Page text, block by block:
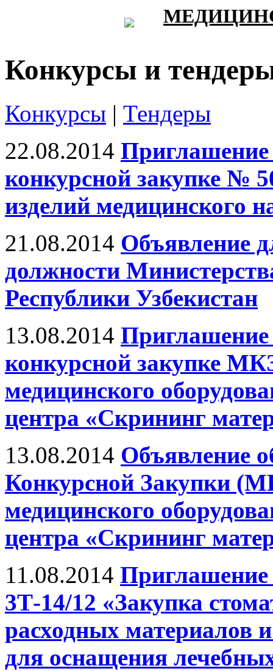
Конкурсы и
Конкурсы | Тендеры
22.08.2014
конкурсной закупке №
изделий медицинского
21.08.2014 Объявление
должности
Республики Узбекистан
13.08.2014
конкурсной закупке
медицинского
центра «Скрининг
13.08.2014 Объявление
Конкурсной Закупки
медицинского
центра «Скрининг
11.08.2014
3Т-14/12 «Закупка
расходных материалов
для оснащения